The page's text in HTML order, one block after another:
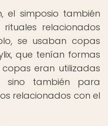
el simposio también
relacionados
se usaban copas
que tenían formas
copas eran utilizadas
también para
relacionados con el